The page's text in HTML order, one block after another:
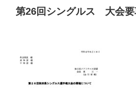
第26回シングルス 大会要